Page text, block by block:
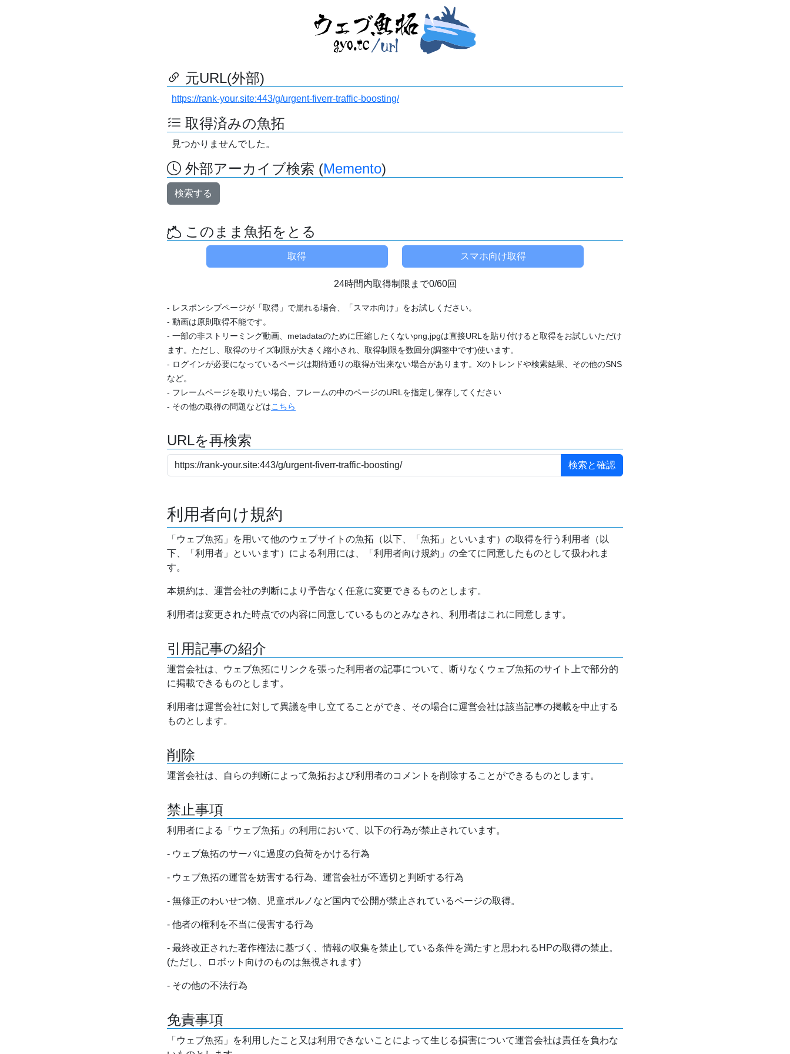
元URL(外部)
https://rank-your.site:443/g/urgent-fiverr-traffic-boosting/
取得済みの魚拓
見つかりませんでした。
外部アーカイブ検索 (Memento)
検索する
このまま魚拓をとる
24時間内取得制限まで0/60回
- レスポンシブページが「取得」で崩れる場合、「スマホ向け」をお試しください。
- 動画は原則取得不能です。
- 一部の非ストリーミング動画、metadataのために圧縮したくないpng,jpgは直接URLを貼り付けると取得をお試しいただけ
ます。ただし、取得のサイズ制限が大きく縮小され、取得制限を数回分(調整中です)使います。
- ログインが必要になっているページは期待通りの取得が出来ない場合があります。Xのトレンドや検索結果、その他のSNS
など。
- フレームページを取りたい場合、フレームの中のページのURLを指定し保存してください
- その他の取得の問題などはこちら
URLを再検索
利用者向け規約
「ウェブ魚拓」を用いて他のウェブサイトの魚拓（以下、「魚拓」といいます）の取得を行う利用者（以
下、「利用者」といいます）による利用には、「利用者向け規約」の全てに同意したものとして扱われま
す。
本規約は、運営会社の判断により予告なく任意に変更できるものとします。
利用者は変更された時点での内容に同意しているものとみなされ、利用者はこれに同意します。
引用記事の紹介
運営会社は、ウェブ魚拓にリンクを張った利用者の記事について、断りなくウェブ魚拓のサイト上で部分的
に掲載できるものとします。
利用者は運営会社に対して異議を申し立てることができ、その場合に運営会社は該当記事の掲載を中止する
ものとします。
削除
運営会社は、自らの判断によって魚拓および利用者のコメントを削除することができるものとします。
禁止事項
利用者による「ウェブ魚拓」の利用において、以下の行為が禁止されています。
- ウェブ魚拓のサーバに過度の負荷をかける行為
- ウェブ魚拓の運営を妨害する行為、運営会社が不適切と判断する行為
- 無修正のわいせつ物、児童ポルノなど国内で公開が禁止されているページの取得。
- 他者の権利を不当に侵害する行為
- 最終改正された著作権法に基づく、情報の収集を禁止している条件を満たすと思われるHPの取得の禁止。
(ただし、ロボット向けのものは無視されます)
- その他の不法行為
免責事項
「ウェブ魚拓」を利用したこと又は利用できないことによって生じる損害について運営会社は責任を負わな